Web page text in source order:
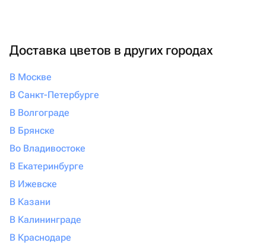
Доставка цветов в других городах
В Москве
В Санкт-Петербурге
В Волгограде
В Брянске
Во Владивостоке
В Екатеринбурге
В Ижевске
В Казани
В Калининграде
В Краснодаре